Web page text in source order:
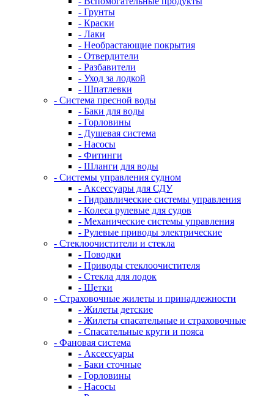
- Грунты
- Краски
- Лаки
- Необрастающие покрытия
- Отвердители
- Разбавители
- Уход за лодкой
- Шпатлевки
- Система пресной воды
- Баки для воды
- Горловины
- Душевая система
- Насосы
- Фитинги
- Шланги для воды
- Системы управления судном
- Аксессуары для СДУ
- Гидравлические системы управления
- Колеса рулевые для судов
- Механические системы управления
- Рулевые приводы электрические
- Стеклоочистители и стекла
- Поводки
- Приводы стеклоочистителя
- Стекла для лодок
- Щетки
- Страховочные жилеты и принадлежности
- Жилеты детские
- Жилеты спасательные и страховочные
- Спасательные круги и пояса
- Фановая система
- Аксессуары
- Баки сточные
- Горловины
- Насосы